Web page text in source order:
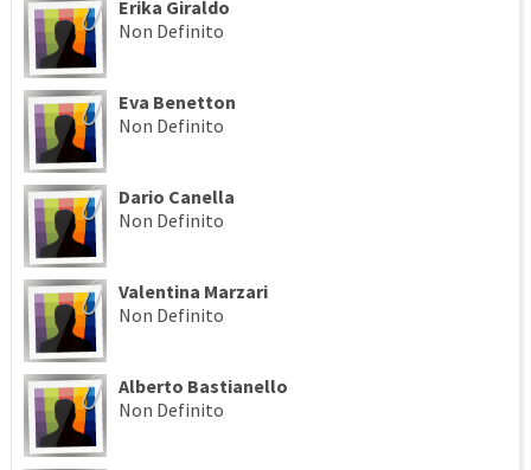
Erika Giraldo
Non Definito
Eva Benetton
Non Definito
Dario Canella
Non Definito
Valentina Marzari
Non Definito
Alberto Bastianello
Non Definito